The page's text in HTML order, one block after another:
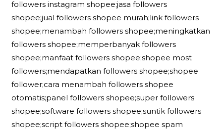
followers instagram shopee;jasa followers
shopee;jual followers shopee murah;link followers
shopee;menambah followers shopee;meningkatkan
followers shopee;memperbanyak followers
shopee;manfaat followers shopee;shopee most
followers;mendapatkan followers shopee;shopee
follower;cara menambah followers shopee
otomatis;panel followers shopee;super followers
shopee;software followers shopee;suntik followers
shopee;script followers shopee;shopee spam